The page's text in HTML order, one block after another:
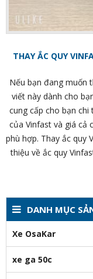
THAY ẮC QUY
Nếu bạn đang muốn
viết này dành cho
cung cấp cho bạn chi
của Vinfast và giá cả
phù hợp. Thay ắc quy
thiệu về ắc quy
DANH MỤC
Xe OsaKar
xe ga 50c